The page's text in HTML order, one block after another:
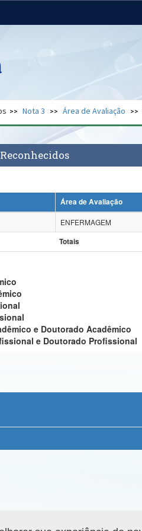
Gabinete de Segurança
Nota 3 Área de Avaliação
Área de Avaliação
ENFERMAGEM
Totais
e Doutorado Acadêmico
e Doutorado Profissional